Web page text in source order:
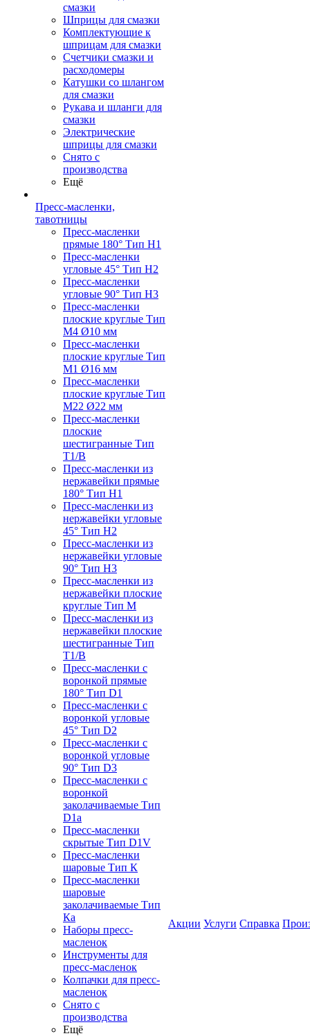
смазки
Шприцы для смазки
Комплектующие к
шприцам для смазки
Счетчики смазки и
расходомеры
Катушки со шлангом
для смазки
Рукава и шланги для
смазки
Электрические
шприцы для смазки
Снято с
производства
Ещё
Пресс-масленки,
тавотницы
Пресс-масленки
прямые 180° Тип H1
Пресс-масленки
угловые 45° Тип H2
Пресс-масленки
угловые 90° Тип H3
Пресс-масленки
плоские круглые Тип
M4 Ø10 мм
Пресс-масленки
плоские круглые Тип
M1 Ø16 мм
Пресс-масленки
плоские круглые Тип
M22 Ø22 мм
Пресс-масленки
плоские
шестигранные Тип
T1/B
Пресс-масленки из
нержавейки прямые
180° Тип H1
Пресс-масленки из
нержавейки угловые
45° Тип H2
Пресс-масленки из
нержавейки угловые
90° Тип H3
Пресс-масленки из
нержавейки плоские
круглые Тип M
Пресс-масленки из
нержавейки плоские
шестигранные Тип
T1/B
Пресс-масленки с
воронкой прямые
180° Тип D1
Пресс-масленки с
воронкой угловые
45° Тип D2
Пресс-масленки с
воронкой угловые
90° Тип D3
Пресс-масленки с
воронкой
заколачиваемые Тип
D1a
Пресс-масленки
скрытые Тип D1V
Пресс-масленки
шаровые Тип К
Пресс-масленки
шаровые
заколачиваемые Тип
Кa
Наборы пресс-
масленок
Инструменты для
пресс-масленок
Колпачки для пресс-
масленок
Снято с
производства
Ещё
Акции Услуги Справка